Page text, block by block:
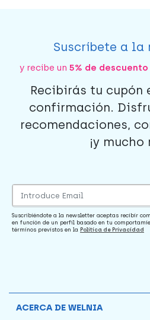
Suscríbete a la
y recibe un 5% de descuento
Recibirás tu cupón
confirmación.
recomendaciones,
¡y mucho
Suscribiéndote a la newsletter aceptas recibir
en función de un perfil basado en tu
términos previstos en la Política de Privacidad
ACERCA DE WELNIA